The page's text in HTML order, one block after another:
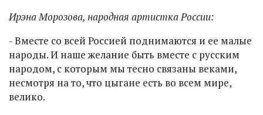
Ирэна Морозова, народная артистка России:
- Вместе со всей Россией поднимаются и ее малые
народы. И наше желание быть вместе с русским
народом, с которым мы тесно связаны веками,
несмотря на то, что цыгане есть во всем мире,
велико.